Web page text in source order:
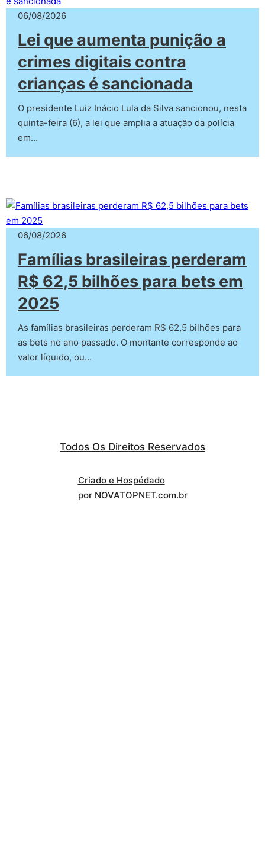
06/08/2026
Lei que aumenta punição a
crimes digitais contra
crianças é sancionada
O presidente Luiz Inácio Lula da Silva sancionou, nesta
quinta-feira (6), a lei que amplia a atuação da polícia
em…
06/08/2026
Famílias brasileiras perderam
R$ 62,5 bilhões para bets em
2025
As famílias brasileiras perderam R$ 62,5 bilhões para
as bets no ano passado. O montante corresponde ao
valor líquido, ou…
Todos Os Direitos Reservados
Criado e Hospédado
por NOVATOPNET.com.br